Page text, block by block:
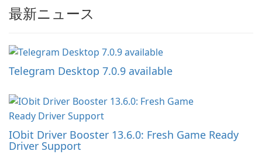
最新ニュース
Telegram Desktop 7.0.9 available
IObit Driver Booster 13.6.0: Fresh Game Ready
Driver Support